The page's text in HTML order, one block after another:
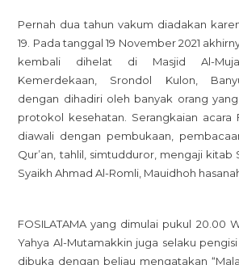
Pernah dua tahun vakum diadakan
19. Pada tanggal 19 November 2021
kembali dihelat di Masjid Al-
Kemerdekaan, Srondol Kulon,
dengan dihadiri oleh banyak orang
protokol kesehatan. Serangkaian acara
diawali dengan pembukaan,
Qur’an, tahlil, simtudduror, mengaji kitab
Syaikh Ahmad Al-Romli, Mauidhoh
FOSILATAMA yang dimulai pukul 20.00
Yahya Al-Mutamakkin juga selaku
dibuka dengan beliau mengatakan